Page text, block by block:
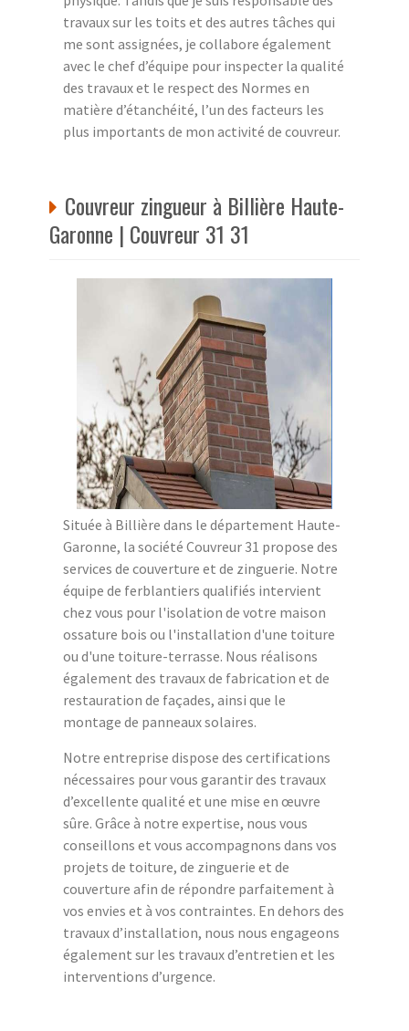
travaux sur les toits et des autres tâches qui
me sont assignées, je collabore également
avec le chef d’équipe pour inspecter la qualité
des travaux et le respect des Normes en
matière d’étanchéité, l’un des facteurs les
plus importants de mon activité de couvreur.
Couvreur zingueur à Billière Haute-
Garonne | Couvreur 31 31
Située à Billière dans le département Haute-
Garonne, la société Couvreur 31 propose des
services de couverture et de zinguerie. Notre
équipe de ferblantiers qualifiés intervient
chez vous pour l'isolation de votre maison
ossature bois ou l'installation d'une toiture
ou d'une toiture-terrasse. Nous réalisons
également des travaux de fabrication et de
restauration de façades, ainsi que le
montage de panneaux solaires.
Notre entreprise dispose des certifications
nécessaires pour vous garantir des travaux
d’excellente qualité et une mise en œuvre
sûre. Grâce à notre expertise, nous vous
conseillons et vous accompagnons dans vos
projets de toiture, de zinguerie et de
couverture afin de répondre parfaitement à
vos envies et à vos contraintes. En dehors des
travaux d’installation, nous nous engageons
également sur les travaux d’entretien et les
interventions d’urgence.